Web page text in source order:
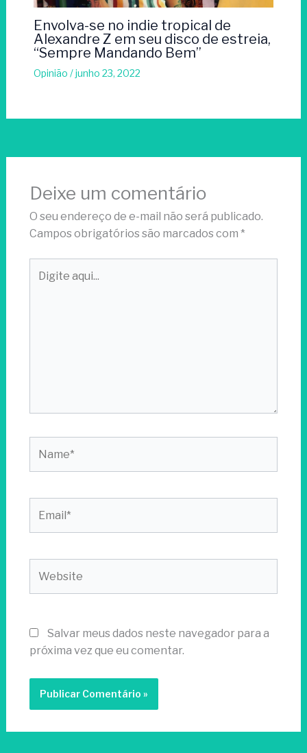
Envolva-se no indie tropical de
Alexandre Z em seu disco de estreia,
“Sempre Mandando Bem”
Opinião /junho 23, 2022
Deixe um comentário
O seu endereço de e-mail não será publicado.
Campos obrigatórios são marcados com *
aqui...
Salvar meus dados neste navegador para a
próxima vez que eu comentar.